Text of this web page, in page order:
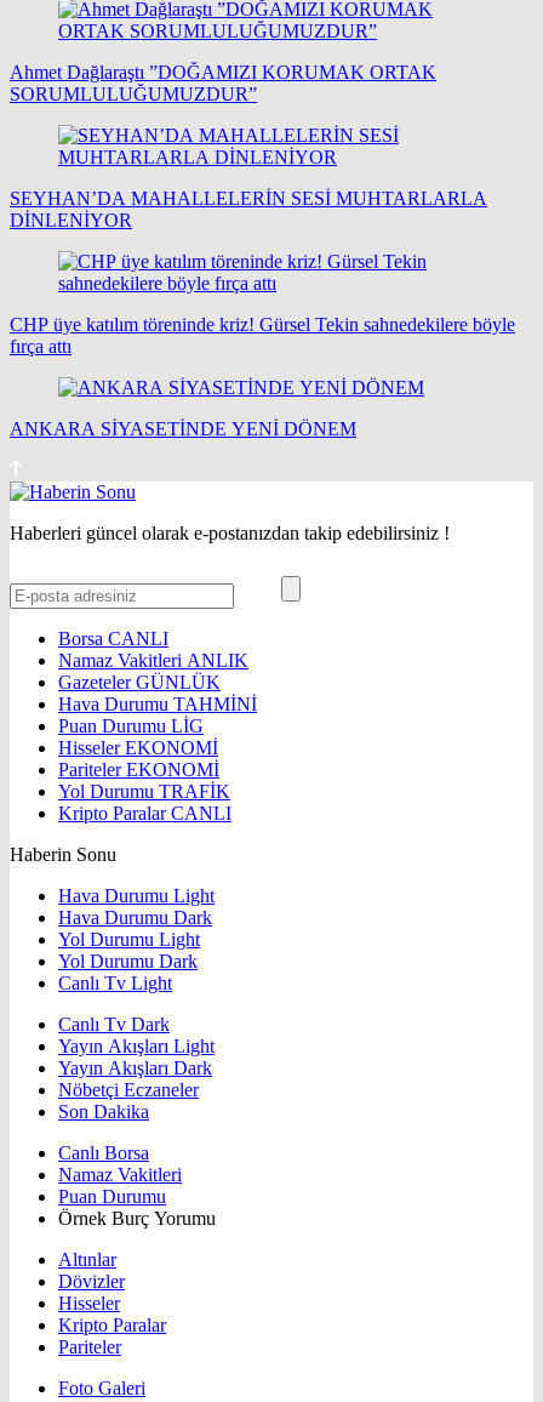
Ahmet Dağlaraştı ”DOĞAMIZI KORUMAK ORTAK
SORUMLULUĞUMUZDUR”
SEYHAN’DA MAHALLELERİN SESİ MUHTARLARLA
DİNLENİYOR
CHP üye katılım töreninde kriz! Gürsel Tekin sahnedekilere böyle
fırça attı
ANKARA SİYASETİNDE YENİ DÖNEM
Haberleri güncel olarak e-postanızdan takip edebilirsiniz !
Borsa CANLI
Namaz Vakitleri ANLIK
GazetelerGÜNLÜK
Hava Durumu TAHMİNİ
Puan Durumu LİG
HisselerEKONOMİ
ParitelerEKONOMİ
Yol Durumu TRAFİK
Kripto ParalarCANLI
Haberin Sonu
Hava Durumu Light
Hava Durumu Dark
Yol Durumu Light
Yol Durumu Dark
Canlı Tv Light
Canlı Tv Dark
Yayın Akışları Light
Yayın Akışları Dark
Nöbetçi Eczaneler
Son Dakika
Canlı Borsa
Namaz Vakitleri
Puan Durumu
Örnek Burç Yorumu
Altınlar
Dövizler
Hisseler
Kripto Paralar
Pariteler
Foto Galeri